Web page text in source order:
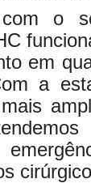
o
em
a